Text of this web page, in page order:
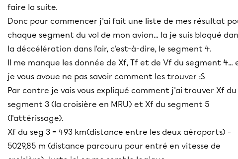
faire la suite.
Donc pour commencer j'ai fait une liste de mes résultat
chaque segment du vol de mon avion... la je suis bloqué
la déccélération dans l'air, c'est-à-dire, le segment 4.
Il me manque les donnée de Xf, Tf et de Vf du segment 4...
je vous avoue ne pas savoir comment les trouver :S
Par contre je vais vous expliqué comment j'ai trouver Xf du
segment 3 (la croisière en MRU) et Xf du segment 5
(l'attérissage).
Xf du seg 3 = 493 km(distance entre les deux aéroports) -
5029,85 m (distance parcouru pour entré en vitesse de